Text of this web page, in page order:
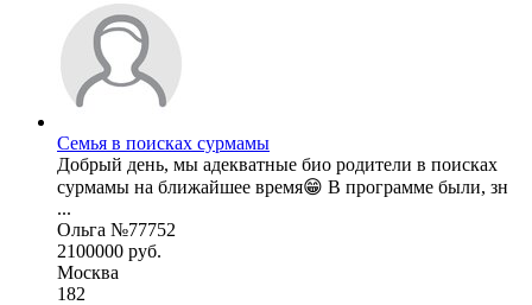
Семья в поисках сурмамы
Добрый день, мы адекватные био родители в поисках
сурмамы на ближайшее время😁 В программе были, зн
...
Ольга №77752
2100000 руб.
Москва
182